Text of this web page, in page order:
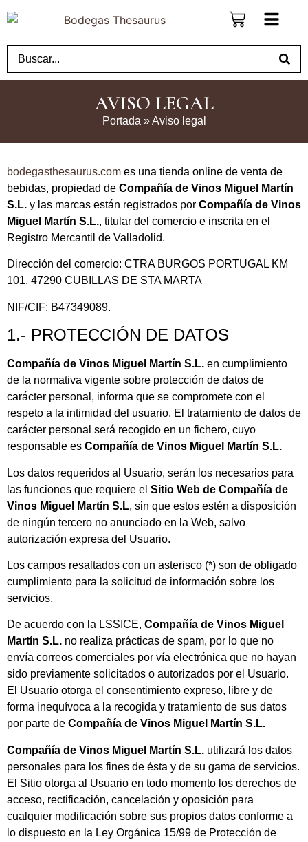
AVISO LEGAL
Portada »Aviso legal
bodegasthesaurus.com es una tienda online de venta de
bebidas, propiedad de Compañía de Vinos Miguel Martín
S.L. y las marcas están registrados por Compañía de Vinos
Miguel Martín S.L., titular del comercio e inscrita en el
Registro Mercantil de Valladolid.
Dirección del comercio: CTRA BURGOS PORTUGAL KM
101, 47290 CUBILLAS DE STA MARTA
NIF/CIF: B47349089.
1.- PROTECCIÓN DE DATOS
Compañía de Vinos Miguel Martín S.L. en cumplimiento
de la normativa vigente sobre protección de datos de
carácter personal, informa que se compromete con el
respeto a la intimidad del usuario. El tratamiento de datos de
carácter personal será recogido en un fichero, cuyo
responsable es Compañía de Vinos Miguel Martín S.L.
Los datos requeridos al Usuario, serán los necesarios para
las funciones que requiere el Sitio Web de Compañía de
Vinos Miguel Martín S.L, sin que estos estén a disposición
de ningún tercero no anunciado en la Web, salvo
autorización expresa del Usuario.
Los campos resaltados con un asterisco (*) son de obligado
cumplimiento para la solicitud de información sobre los
servicios.
De acuerdo con la LSSICE, Compañía de Vinos Miguel
Martín S.L. no realiza prácticas de spam, por lo que no
envía correos comerciales por vía electrónica que no hayan
sido previamente solicitados o autorizados por el Usuario.
El Usuario otorga el consentimiento expreso, libre y de
forma inequívoca a la recogida y tratamiento de sus datos
por parte de Compañía de Vinos Miguel Martín S.L.
Compañía de Vinos Miguel Martín S.L. utilizará los datos
personales para los fines de ésta y de su gama de servicios.
El Sitio otorga al Usuario en todo momento los derechos de
acceso, rectificación, cancelación y oposición para
cualquier modificación sobre sus propios datos conforme a
lo dispuesto en la Ley Orgánica 15/99 de Protección de